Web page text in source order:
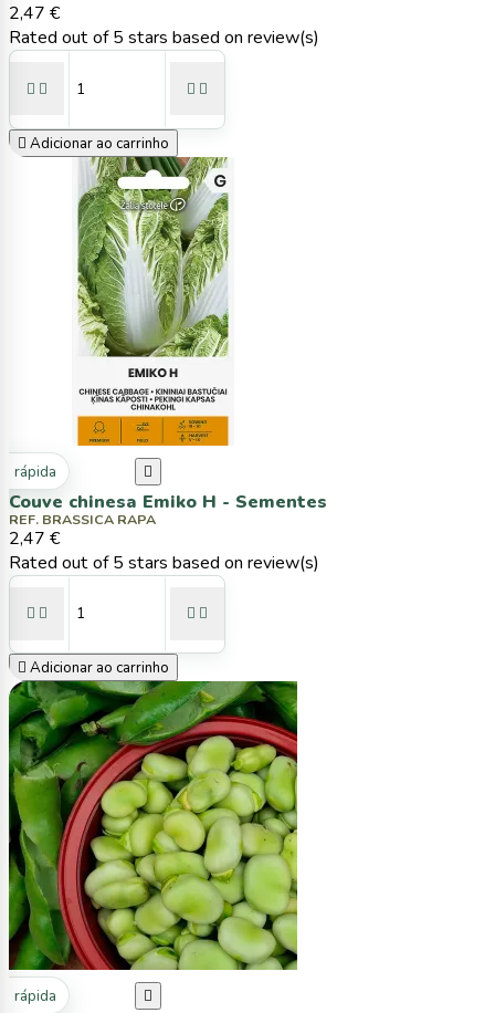
2,47 €
Rated out of 5 stars based on review(s)
   
 Adicionar ao carrinho
rápida 
Couve chinesa Emiko H - Sementes
REF. BRASSICA RAPA
2,47 €
Rated out of 5 stars based on review(s)
   
 Adicionar ao carrinho
rápida 